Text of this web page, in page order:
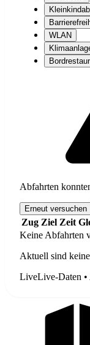
WLAN
Abfahrten
Erneut versuchen
Zug Ziel Zeit
Keine Abfahrten
Aktuell sind
LiveLive-Daten •